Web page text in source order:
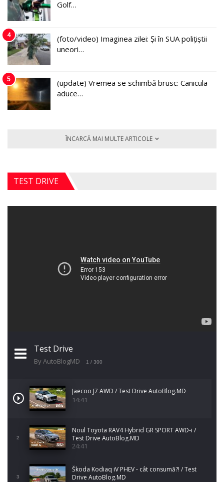
Golf…
4
(foto/video) Imaginea zilei: Și în SUA polițiștii
uneori…
5
(update) Vremea se schimbă brusc: Canicula
aduce…
ÎNCARCĂ MAI MULTE ARTICOLE
TEST DRIVE
Test Drive
By AutoBlogMD 1 / 300
Jaecoo J7 AWD / Test Drive AutoBlog.MD
14:41
2
Noul Toyota RAV4 Hybrid GR SPORT AWD-i /
Test Drive AutoBlog.MD
24:41
3
Škoda Kodiaq iV PHEV - cât consumă?! / Test
Drive AutoBlog.MD